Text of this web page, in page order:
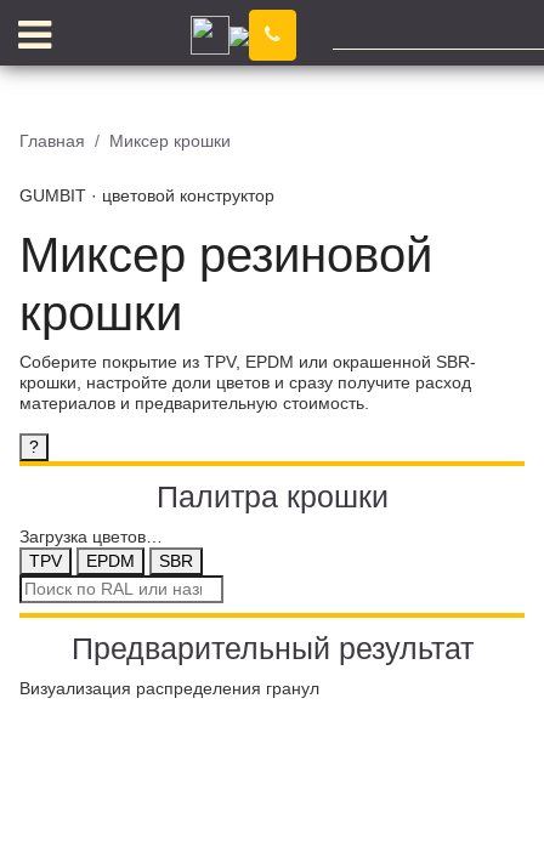
ПИГМЕНТ
ПРОМПОЛЫ
Главная Миксер крошки
GUMBIT · цветовой конструктор
Миксер резиновой
крошки
Соберите покрытие из TPV, EPDM или окрашенной SBR-
крошки, настройте доли цветов и сразу получите расход
материалов и предварительную стоимость.
?
Палитра крошки
Загрузка цветов…
TPV
EPDM
SBR
Поиск
цвета
Предварительный результат
Визуализация распределения гранул